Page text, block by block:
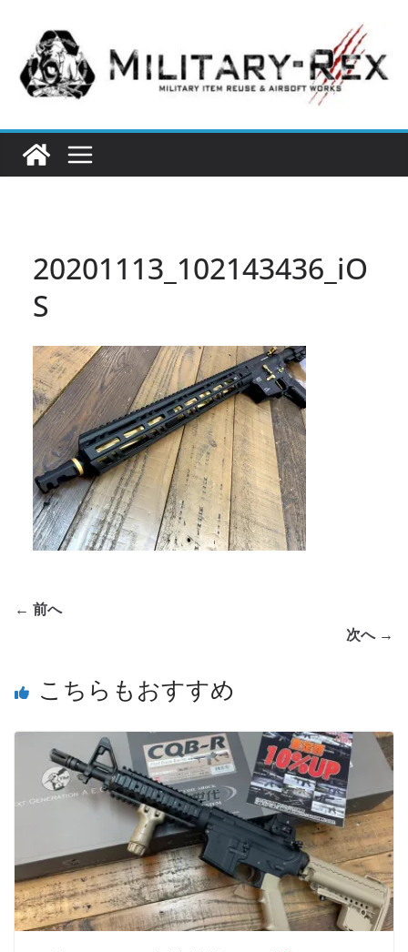
へ
20201113_102143436_iO
S
← 前へ
次へ →
こちらもおすすめ